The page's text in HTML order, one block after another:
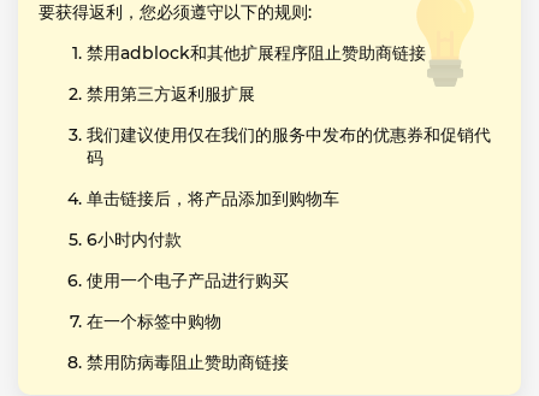
要获得返利，您必须遵守以下的规则:
禁用adblock和其他扩展程序阻止赞助商链接
禁用第三方返利服扩展
我们建议使用仅在我们的服务中发布的优惠券和促销代
码
单击链接后，将产品添加到购物车
6小时内付款
使用一个电子产品进行购买
在一个标签中购物
禁用防病毒阻止赞助商链接